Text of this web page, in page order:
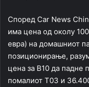
Според Car News
има цена од околу
евра) на домашниот
позиционирање,
цена за B10 да падне
помалиот T03 и